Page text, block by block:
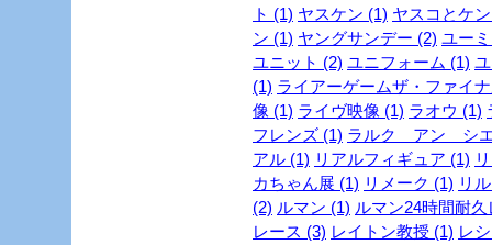
ト (1) ヤスケン (1) ヤスコとケ
ン (1) ヤングサンデー (2) ユー
ユニット (2) ユニフォーム (1)
(1) ライアーゲームザ・ファイ
像 (1) ライヴ映像 (1) ラオウ (1)
フレンズ (1) ラルク アン シ
アル (1) リアルフィギュア (1)
カちゃん展 (1) リメーク (1) リ
(2) ルマン (1) ルマン24時間耐
レース (3) レイトン教授 (1) レ